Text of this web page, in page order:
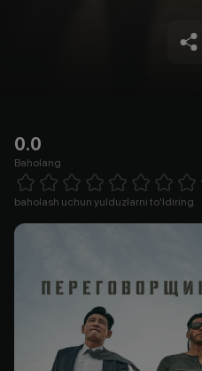
0.0
Baholang
1 Star 2 Stars 3 Stars 4 Stars5 Stars 6 Stars7 Stars8 Stars
baholash uchun yulduzlarni to'ldiring